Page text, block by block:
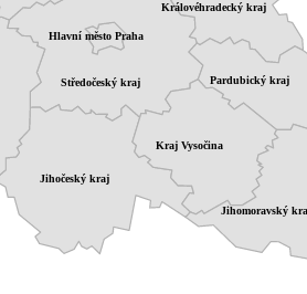
Jihočeský kraj
Středočeský kraj
Kraj Vysočina
Jihomoravský
Pardubický kraj
Královéhradecký kraj
Hlavní město Praha